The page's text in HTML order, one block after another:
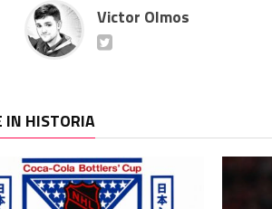
Victor Olmos
IN HISTORIA